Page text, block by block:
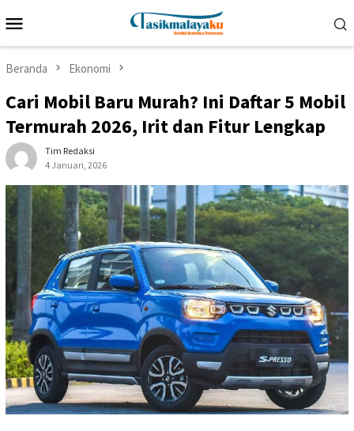
ke
Mobile
Beranda Ekonomi
Cari Mobil Baru Murah? Ini Daftar 5 Mobil
Termurah 2026, Irit dan Fitur Lengkap
Tim Redaksi
4 Januari, 2026